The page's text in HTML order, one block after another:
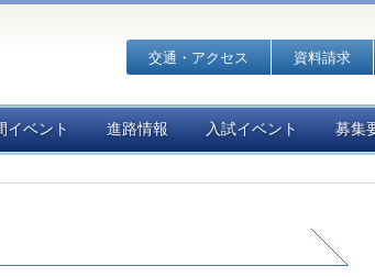
イベント 進路情報 入試イベント 募集
交通・アクセス 資料請求